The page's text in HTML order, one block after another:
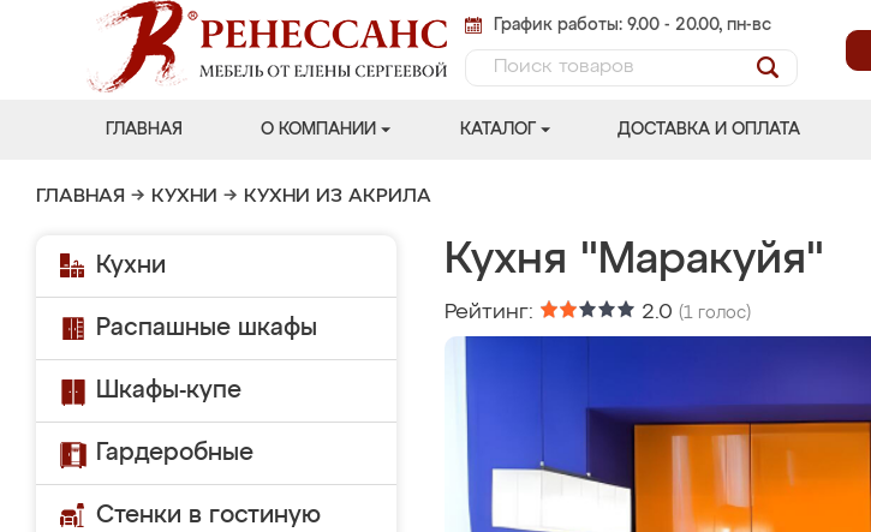
График работы: 9.00 - 20.00, пн-вс
ГЛАВНАЯ О КОМПАНИИ КАТАЛОГ ДОСТАВКА И ОПЛАТА
ГЛАВНАЯ → КУХНИ → КУХНИ ИЗ АКРИЛА
Кухни
Распашные шкафы
Шкафы-купе
Гардеробные
Стенки в гостиную
Кухня "Маракуйя"
Рейтинг: 2.0 (1 голос)